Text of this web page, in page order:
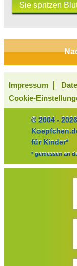
Sie spritzen
Impressum
Cookie-
© 2004 -
für Kinder*
* gemessen an